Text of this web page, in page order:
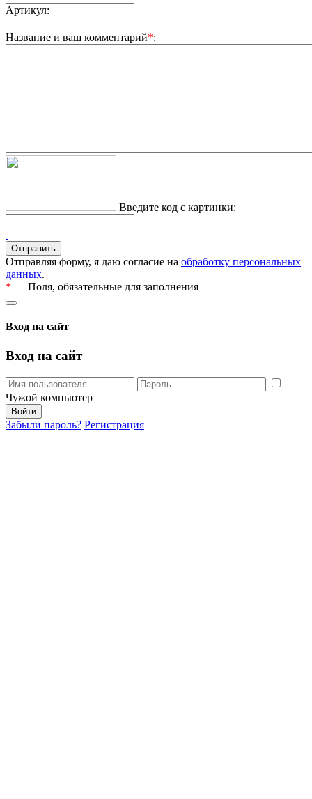
Артикул:
Название и ваш комментарий*:
Введите код с картинки:
Отправляя форму, я даю согласие на обработку персональных
данных.
* — Поля, обязательные для заполнения
Вход на сайт
Вход на сайт
Чужой компьютер
Забыли пароль? Регистрация